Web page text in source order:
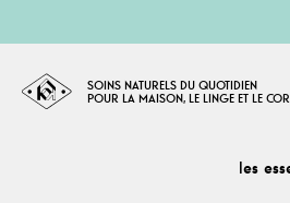
SOINS NATURELS DU QUOTIDIEN
POUR LA MAISON, LE LINGE ET LE
les